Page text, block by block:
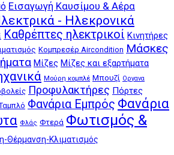
Εισαγωγή Καυσίμου & Αέρα
- Ηλεκρονικά
Καθρέπτες ηλεκτρικοί Κινητήρες
Κομπρεσέρ Aircondition Μάσκες
Μίζες Μίζες και εξαρτήματα
Μούρη κομπλέ Μπουζί Οργανα
Προφυλακτήρες Πόρτες
Φανάρια Εμπρός Φανάρια
Φλάς Φτερά Φωτισμός &
Θέρμανση-Κλιματισμός